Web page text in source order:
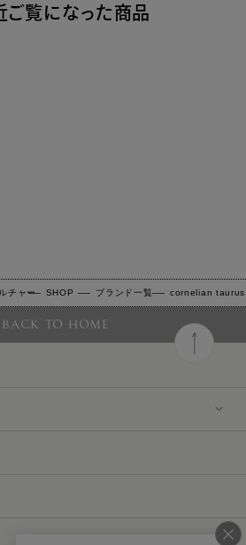
ご覧になった商品
チャー SHOP ブランド一覧 cornelian
BACK TO HOME